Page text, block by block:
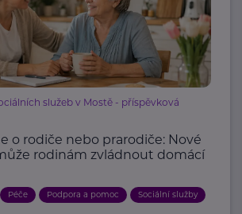
služeb v Mostě - příspěvková
o rodiče nebo prarodiče: Nové
rodinám zvládnout domácí
Péče Podpora a pomoc Sociální služby